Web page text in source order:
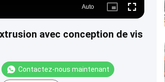
Auto
Picture- Fullscreen
avec conception de vis
Contactez-nous maintenant